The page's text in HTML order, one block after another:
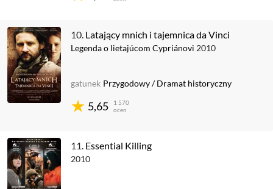
10. Latający mnich i tajemnica da Vinci
Legenda o lietajúcom Cypriánovi 2010
5,65
1 570
ocen
gatunek Przygodowy/Dramat historyczny
11. Essential Killing
2010